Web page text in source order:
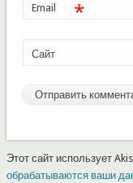
Email *
Сайт
Этот сайт использует
обрабатываются ваши